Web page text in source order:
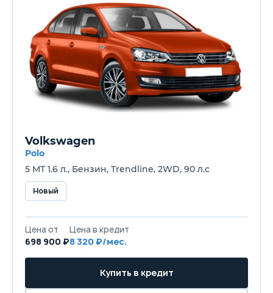
Volkswagen
Polo
5 MT 1.6 л., Бензин, Trendline, 2WD, 90 л.с
Новый
Цена от
698 900 ₽
Цена в кредит
8 320 ₽/мес.
Купить в кредит